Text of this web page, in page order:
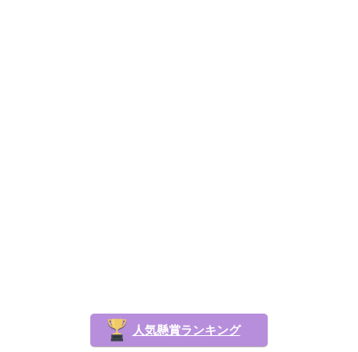
人気懸賞ランキング